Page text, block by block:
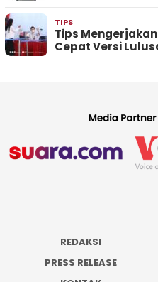
TIPS
Tips
Cepat Versi
REDAKSI
PRESS RELEASE